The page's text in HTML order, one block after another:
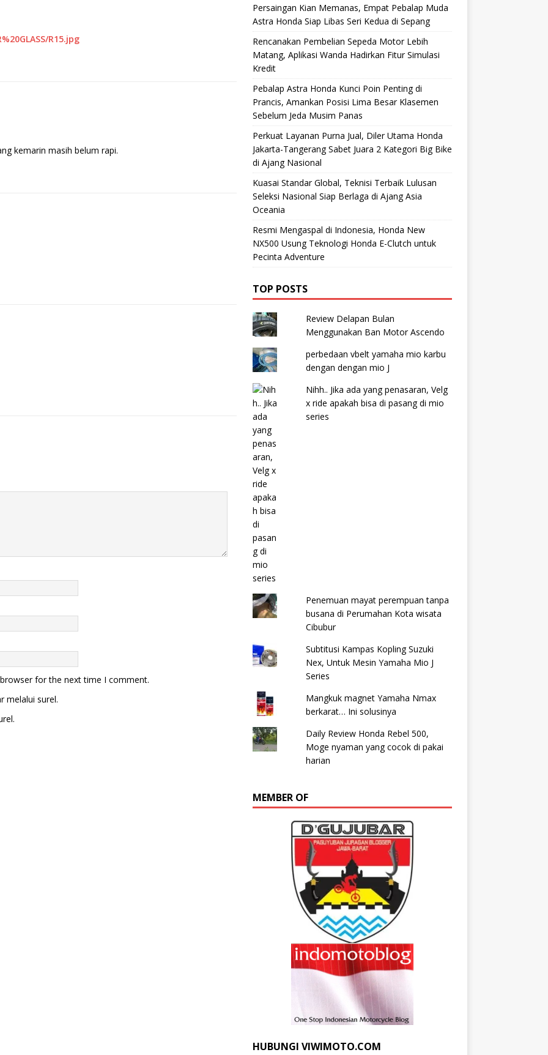
R15.jpg
kemarin masih belum rapi.
for the next time I comment.
melalui surel.
Persaingan Kian Memanas, Empat Pebalap Muda
Astra Honda Siap Libas Seri Kedua di Sepang
Rencanakan Pembelian Sepeda Motor Lebih
Matang, Aplikasi Wanda Hadirkan Fitur Simulasi
Kredit
Pebalap Astra Honda Kunci Poin Penting di
Prancis, Amankan Posisi Lima Besar Klasemen
Sebelum Jeda Musim Panas
Perkuat Layanan Purna Jual, Diler Utama Honda
Jakarta-Tangerang Sabet Juara 2 Kategori Big Bike
di Ajang Nasional
Kuasai Standar Global, Teknisi Terbaik Lulusan
Seleksi Nasional Siap Berlaga di Ajang Asia
Oceania
Resmi Mengaspal di Indonesia, Honda New
NX500 Usung Teknologi Honda E-Clutch untuk
Pecinta Adventure
TOP POSTS
Review Delapan Bulan
Menggunakan Ban Motor Ascendo
perbedaan vbelt yamaha mio karbu
dengan dengan mio J
Nihh.. Jika ada yang penasaran, Velg
x ride apakah bisa di pasang di mio
series
Penemuan mayat perempuan tanpa
busana di Perumahan Kota wisata
Cibubur
Subtitusi Kampas Kopling Suzuki
Nex, Untuk Mesin Yamaha Mio J
Series
Mangkuk magnet Yamaha Nmax
berkarat… Ini solusinya
Daily Review Honda Rebel 500,
Moge nyaman yang cocok di pakai
harian
MEMBER OF
HUBUNGI VIWIMOTO.COM